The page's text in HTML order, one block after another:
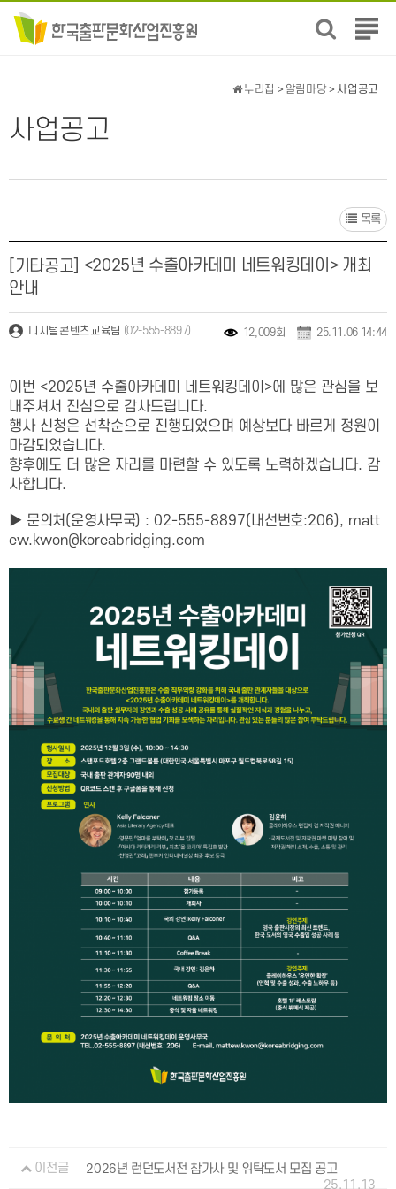
전
뉴
사업공고
누리집 > 알림마당 > 사업공고
목록
[기타공고]
<2025년 수출아카데미 네트워킹데이> 개최
안내
디지털콘텐츠교육팀 (02-555-8897) 12,009회 25.11.06 14:44
이번 <2025년 수출아카데미 네트워킹데이>에 많은 관심을 보
내주셔서 진심으로 감사드립니다.
행사 신청은 선착순으로 진행되었으며 예상보다 빠르게 정원이
마감되었습니다.
향후에도 더 많은 자리를 마련할 수 있도록 노력하겠습니다. 감
사합니다.
▶ 문의처 (운영사무국) : 02-555-8897( 내선번호:206), matt
ew.kwon@koreabridging.com
이전글
2026년 런던도서전 참가사 및 위탁도서 모집 공고
25.11.13